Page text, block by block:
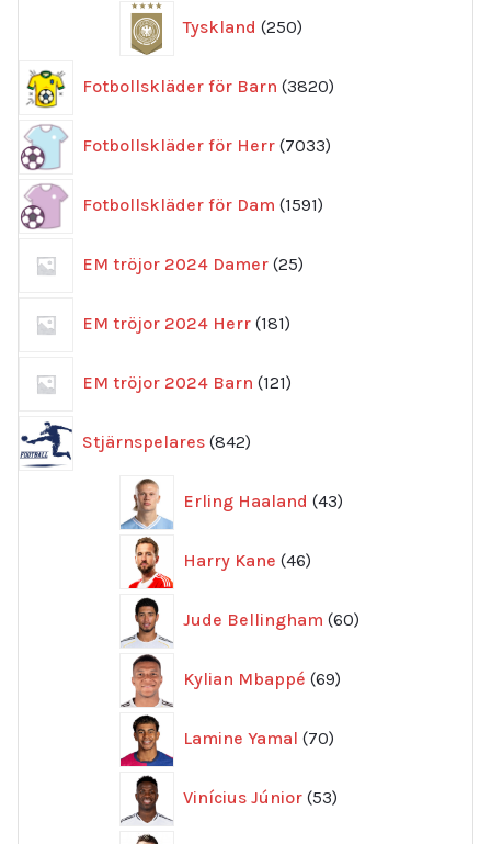
Tyskland 250
produkter
Fotbollskläder för Barn 3820
produkter
Fotbollskläder för Herr 7033
produkter
Fotbollskläder för Dam 1591
produkter
EM tröjor 2024 Damer 25
produkter
EM tröjor 2024 Herr 181
produkter
EM tröjor 2024 Barn 121
produkter
Stjärnspelares 842
produkter
Erling Haaland 43
produkter
Harry Kane 46
produkter
Jude Bellingham 60
produkter
Kylian Mbappé 69
produkter
Lamine Yamal 70
produkter
Vinícius Júnior 53
produkter